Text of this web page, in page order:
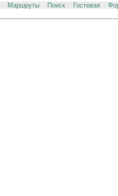
Маршруты Поиск Гостевая